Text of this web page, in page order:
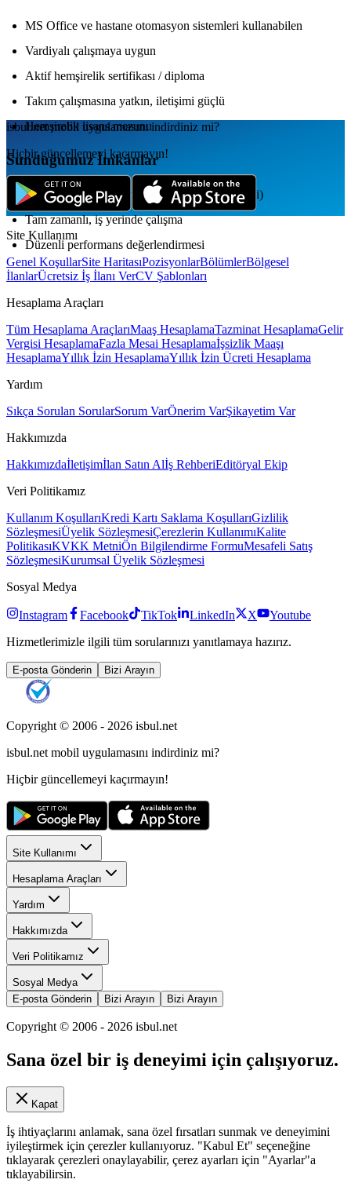
MS Office ve hastane otomasyon sistemleri kullanabilen
Vardiyalı çalışmaya uygun
Aktif hemşirelik sertifikası / diploma
Takım çalışmasına yatkın, iletişimi güçlü
Hemşirelik lisans mezunu
Sunduğumuz İmkânlar
Vardiyalı çalışma planı (esnek değişim seçeneği)
Tam zamanlı, iş yerinde çalışma
Düzenli performans değerlendirmesi
isbul.netmobil uygulamаsını indirdiniz mi?
Hiçbir güncellemeyi kaçırmayın!
Site Kullanımı
Genel KoşullarSite HaritasıPozisyonlarBölümlerBölgesel
İlanlarÜcretsiz İş İlanı VerCV Şablonları
Hesaplama Araçları
Tüm Hesaplama AraçlarıMaaş HesaplamaTazminat HesaplamaGelir
Vergisi HesaplamaFazla Mesai Hesaplamaİşsizlik Maaşı
HesaplamaYıllık İzin HesaplamaYıllık İzin Ücreti Hesaplama
Yardım
Sıkça Sorulan SorularSorum VarÖnerim VarŞikayetim Var
Hakkımızda
Hakkımızdaİletişimİlan Satın Alİş RehberiEditöryal Ekip
Veri Politikamız
Kullanım KoşullarıKredi Kartı Saklama KoşullarıGizlilik
SözleşmesiÜyelik SözleşmesiÇerezlerin KullanımıKalite
PolitikasıKVKK MetniÖn Bilgilendirme FormuMesafeli Satış
SözleşmesiKurumsal Üyelik Sözleşmesi
Sosyal Medya
Instagram Facebook TikTok LinkedIn X
Youtube
Hizmetlerimizle ilgili tüm sorularınızı yanıtlamaya hazırız.
E-posta Gönderin Bizi Arayın
Copyright © 2006 - 2026 isbul.net
isbul.net mobil uygulamasını indirdiniz mi?
Hiçbir güncellemeyi kaçırmayın!
Site Kullanımı
Hesaplama Araçları
Yardım
Hakkımızda
Veri Politikamız
Sosyal Medya
E-posta Gönderin
Bizi Arayın Bizi Arayın
Copyright © 2006 - 2026 isbul.net
Sana özel bir iş deneyimi için çalışıyoruz.
Kapat
İş ihtiyaçlarını anlamak, sana özel fırsatları sunmak ve deneyimini
iyileştirmek için çerezler kullanıyoruz. "Kabul Et" seçeneğine
tıklayarak çerezleri onaylayabilir, çerez ayarları için "Ayarlar"a
tıklayabilirsin.